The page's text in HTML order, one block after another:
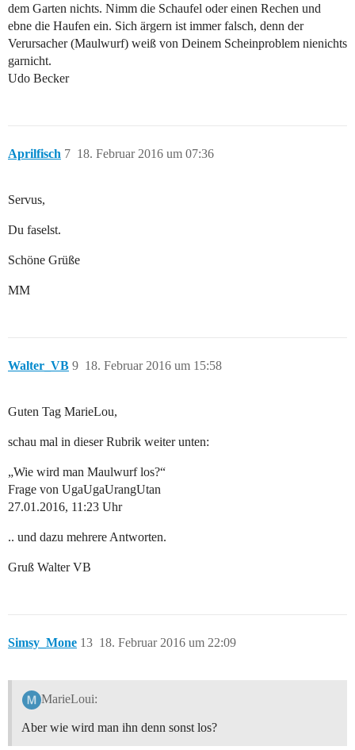
dem Garten nichts. Nimm die Schaufel oder einen Rechen und
ebne die Haufen ein. Sich ärgern ist immer falsch, denn der
Verursacher (Maulwurf) weiß von Deinem Scheinproblem nienichts
garnicht.
Udo Becker
Aprilfisch 18. Februar 2016 um 07:36
7
Servus,
Du faselst.
Schöne Grüße
MM
Walter_VB 18. Februar 2016 um 15:58
9
Guten Tag MarieLou,
schau mal in dieser Rubrik weiter unten:
„Wie wird man Maulwurf los?“
Frage von UgaUgaUrangUtan
27.01.2016, 11:23 Uhr
.. und dazu mehrere Antworten.
Gruß Walter VB
Simsy_Mone 18. Februar 2016 um 22:09
13
MarieLoui:
Aber wie wird man ihn denn sonst los?